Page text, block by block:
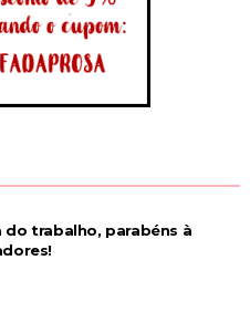
do trabalho, parabéns à